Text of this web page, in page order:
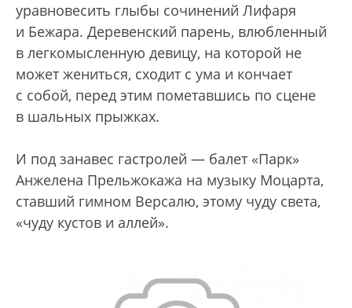
уравновесить глыбы сочинений Лифаря
и Бежара. Деревенский парень, влюбленный
в легкомысленную девицу, на которой не
может жениться, сходит с ума и кончает
с собой, перед этим пометавшись по сцене
в шальных прыжках.
И под занавес гастролей — балет «Парк»
Анжелена Прельжокажа на музыку Моцарта,
ставший гимном Версалю, этому чуду света,
«чуду кустов и аллей».